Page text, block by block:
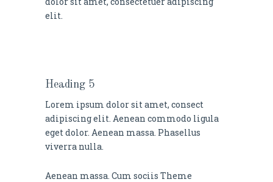
elit.
Heading 5
Lorem ipsum dolor sit amet, consect
adipiscing elit. Aenean commodo ligula
eget dolor. Aenean massa. Phasellus
viverra nulla.
Aenean massa. Cum sociis Theme